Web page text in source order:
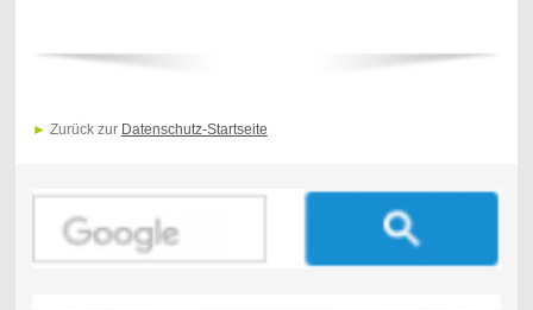
► Zurück zur Datenschutz-Startseite